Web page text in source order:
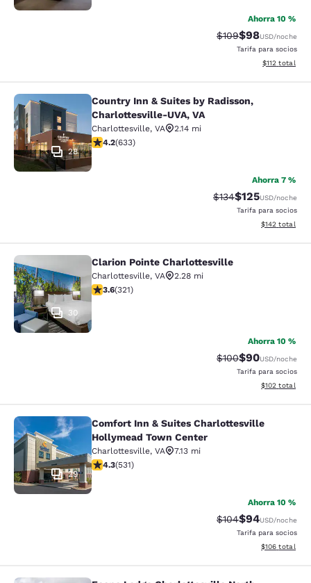
Ahorra 10 %
Precio tachado:
$109Precio con
$98USD/noche
Tarifa para socios
Ver detalles
$112 total
Country Inn & Suites by Radisson,
28
Country Inn & Suites by Radisson,
Charlottesville-UVA, VA
Charlottesville, VA
2.14 mi
calificación de 4.21 estrellas. Excelente. 633 reseñas
4.2(633)
Ahorra 7 %
Precio tachado:
$134Precio con
$125USD/noche
Tarifa para socios
Ver detalles
$142 total
Clarion Pointe Charlottesville
30
Clarion Pointe Charlottesville
Charlottesville, VA
2.28 mi
calificación de 3.59 estrellas. Bueno. 321 reseñas
3.6(321)
Ahorra 10 %
Precio tachado:
$100Precio con
$90USD/noche
Tarifa para socios
Ver detalles
$102 total
Comfort Inn & Suites
29
Comfort Inn & Suites Charlottesville
Hollymead Town Center
Charlottesville, VA
7.13 mi
calificación de 4.35 estrellas. Excelente. 531 reseñas
4.3(531)
Ahorra 10 %
Precio tachado:
$104Precio con
$94USD/noche
Tarifa para socios
Ver detalles
$106 total